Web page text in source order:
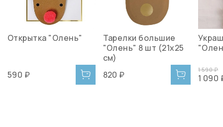
Открытка "Олень"
590 ₽
Тарелки большие
"Олень" 8 шт (21х25
см)
820 ₽
1 590 ₽
1 090